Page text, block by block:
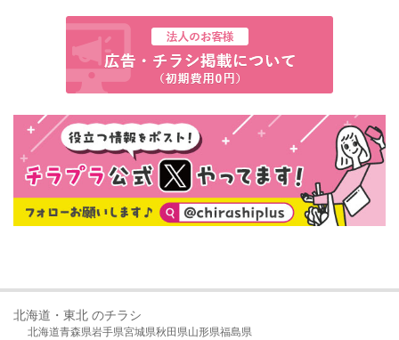
北海道・東北 のチラシ
北海道青森県岩手県宮城県秋田県山形県福島県